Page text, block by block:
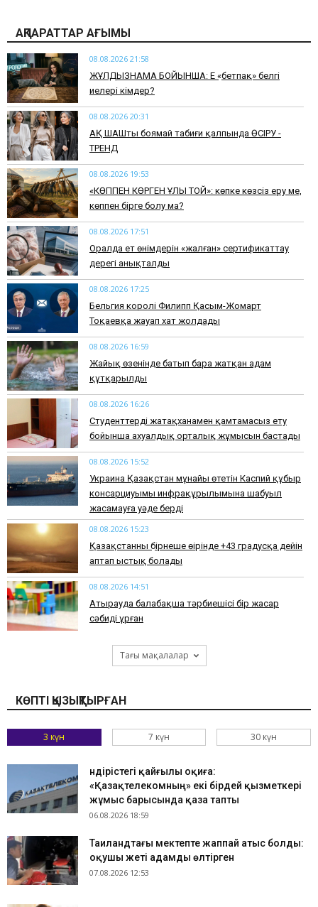
АҚПАРАТТАР АҒЫМЫ
08.08.2026 21:58
ЖҰЛДЫЗНАМА БОЙЫНША: Ең «бетпақ» белгі
иелері кімдер?
08.08.2026 20:31
АҚ ШАШты боямай табиғи қалпында ӨСІРУ -
ТРЕНД
08.08.2026 19:53
​«КӨППЕН КӨРГЕН ҰЛЫ ТОЙ»: көпке көзсіз еру ме,
көппен бірге болу ма?
08.08.2026 17:51
Оралда ет өнімдерін «жалған» сертификаттау
дерегі анықталды
08.08.2026 17:25
Бельгия королі Филипп Қасым-Жомарт
Тоқаевқа жауап хат жолдады
08.08.2026 16:59
Жайық өзенінде батып бара жатқан адам
құтқарылды
08.08.2026 16:26
Студенттерді жатақханамен қамтамасыз ету
бойынша ахуалдық орталық жұмысын бастады
08.08.2026 15:52
Украина Қазақстан мұнайы өтетін Каспий құбыр
консарциуымы инфрақұрылымына шабуыл
жасамауға уәде берді
08.08.2026 15:23
Қазақстанның бірнеше өңірінде +43 градусқа дейін
аптап ыстық болады
08.08.2026 14:51
Атырауда балабақша тәрбиешісі бір жасар
сәбиді ұрған
Тағы мақалалар
КӨПТІ ҚЫЗЫҚТЫРҒАН
3 күн 7 күн 30 күн
Өндірістегі қайғылы оқиға:
«Қазақтелекомның» екі бірдей қызметкері
жұмыс барысында қаза тапты
06.08.2026 18:59
Таиландтағы мектепте жаппай атыс болды:
оқушы жеті адамды өлтірген
07.08.2026 12:53